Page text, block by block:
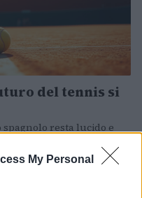
My Personal
del tennis si
resta lucido e